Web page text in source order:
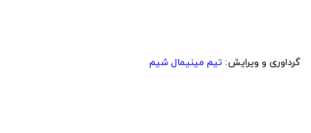
گرداوری و ویرایش: تیم مینیمال شیم